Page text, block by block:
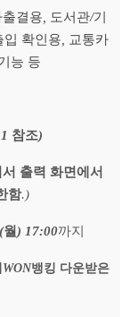
결용 도서관/기
입 확인용
교통카
능 등
1 참조)
출력 화면에서
함.)
월 ) 17:00까지
WON뱅킹 다운받은